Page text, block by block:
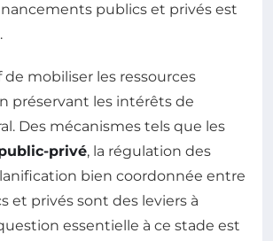
publics et privés est
mobiliser les ressources
préservant les intérêts de
Des mécanismes tels que les
privé, la régulation des
bien coordonnée entre
et privés sont des leviers à
essentielle à ce stade est